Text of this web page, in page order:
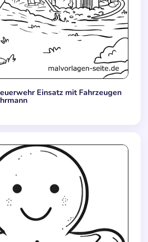
Einsatz mit Fahrzeugen